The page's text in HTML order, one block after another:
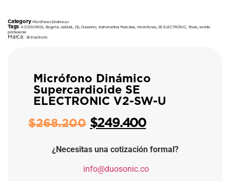
Category Micrófonos Dinámicos
Tags ACCESORIOS Bogotá, calidad DS,Duosonic, Instrumentos Musicales microfonos,SE ELECTRONIC, Shure,sonido
profesional
Marca: SE Electronic
Micrófono Dinámico
Supercardioide SE
ELECTRONIC V2-SW-U
$268.200 $249.400
¿Necesitas una cotización formal?
info@duosonic.co